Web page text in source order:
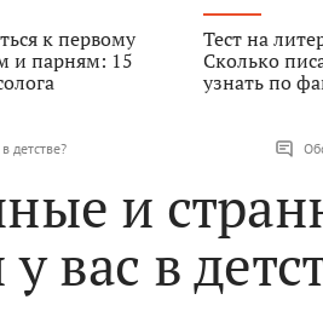
к первому
и парням: 15
Тест на
Сколько
узнать по
детстве?
и
вас в